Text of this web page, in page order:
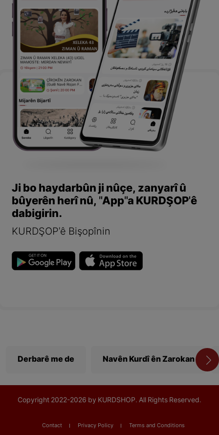
Ji bo haydarbûn ji nûçe, zanyarî û
bûyerên herî nû, "App"a KURDŞOP'ê
dabigirin.
KURDŞOP'ê Bişopînin
Derbarê me de Navên Kurdî ên Zarokan
Copyright 2022-2026 by KURDSHOP. All Rights Reserved.
Contact Privacy Policy Terms and Conditions